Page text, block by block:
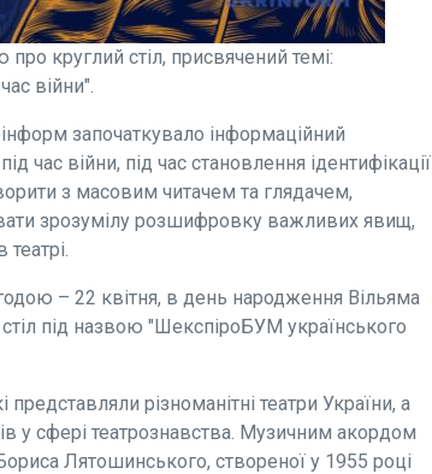
круглий стіл, присвячений темі:
війни".
започаткувало інформаційний
час війни, під час становлення ідентифікації
з масовим читачем та глядачем,
зрозумілу розшифровку важливих явищ,
– 22 квітня, в день народження Вільяма
під назвою "ШекспіроБУМ українського
представляли різноманітні театри України, а
у сфері театрознавства. Музичним акордом
Лятошинського, створеної у 1955 році